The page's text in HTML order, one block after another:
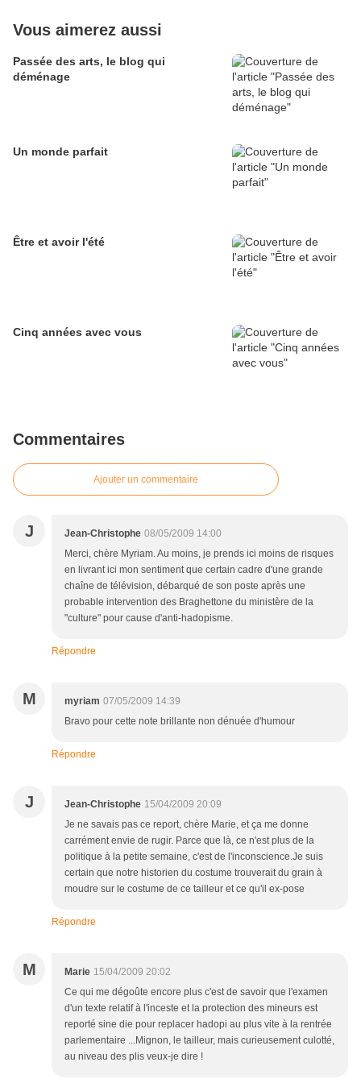
Vous aimerez aussi
Passée des arts, le blog qui
déménage
Un monde parfait
Être et avoir l'été
Cinq années avec vous
Commentaires
Ajouter un commentaire
J Jean-Christophe 08/05/2009 14:00
Merci, chère Myriam. Au moins, je prends ici moins de risques
en livrant ici mon sentiment que certain cadre d'une grande
chaîne de télévision, débarqué de son poste après une
probable intervention des Braghettone du ministère de la
"culture" pour cause d'anti-hadopisme.
Répondre
M myriam 07/05/2009 14:39
Bravo pour cette note brillante non dénuée d'humour
Répondre
J Jean-Christophe 15/04/2009 20:09
Je ne savais pas ce report, chère Marie, et ça me donne
carrément envie de rugir. Parce que là, ce n'est plus de la
politique à la petite semaine, c'est de l'inconscience.Je suis
certain que notre historien du costume trouverait du grain à
moudre sur le costume de ce tailleur et ce qu'il ex-pose
Répondre
M Marie 15/04/2009 20:02
Ce qui me dégoûte encore plus c'est de savoir que l'examen
d'un texte relatif à l'inceste et la protection des mineurs est
reporté sine die pour replacer hadopi au plus vite à la rentrée
parlementaire ...Mignon, le tailleur, mais curieusement culotté,
au niveau des plis veux-je dire !